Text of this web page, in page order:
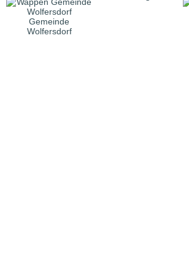
Gemeinde
Wolfersdorf